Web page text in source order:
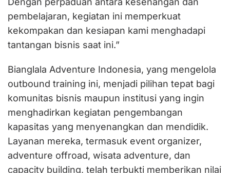
pembelajaran, kegiatan ini memperkuat
kekompakan dan kesiapan kami menghadapi
tantangan bisnis saat ini.”
Bianglala Adventure Indonesia, yang mengelola
outbound training ini, menjadi pilihan tepat bagi
komunitas bisnis maupun institusi yang ingin
menghadirkan kegiatan pengembangan
kapasitas yang menyenangkan dan mendidik.
Layanan mereka, termasuk event organizer,
adventure offroad, wisata adventure, dan
capacity building, telah terbukti memberikan nilai